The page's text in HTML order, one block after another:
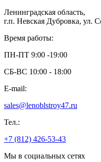
Ленинградская область,
г.п. Невская Дубровка, ул.
Время работы:
ПН-ПТ 9:00 -19:00
СБ-ВС 10:00 - 18:00
E-mail:
sales@lenoblstroy47.ru
Тел.:
+7 (812) 426-53-43
Мы в социальных сетях